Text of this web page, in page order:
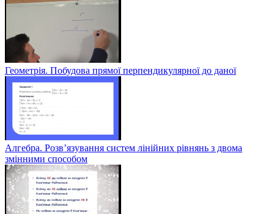
Геометрія. Побудова прямої перпендикулярної до даної
Алгебра. Розв’язування систем лінійних рівнянь з двома
змінними способом